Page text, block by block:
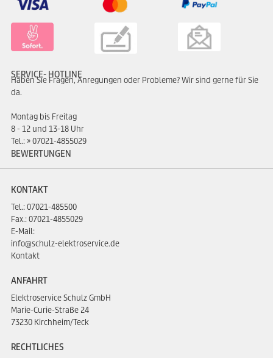
SERVICE- HOTLINE
Haben Sie Fragen, Anregungen oder Probleme? Wir sind gerne für Sie
da.
Montag bis Freitag
8 - 12 und 13-18 Uhr
Tel.: 07021-4855029
BEWERTUNGEN
KONTAKT
Tel.:07021-485500
Fax.: 07021-4855029
E-Mail:
info@schulz-elektroservice.de
Kontakt
ANFAHRT
Elektroservice Schulz GmbH
Marie-Curie-Straße 24
73230 Kirchheim/Teck
RECHTLICHES